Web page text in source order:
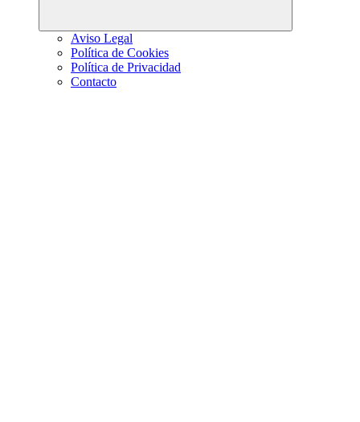
Aviso Legal
Política de Cookies
Política de Privacidad
Contacto